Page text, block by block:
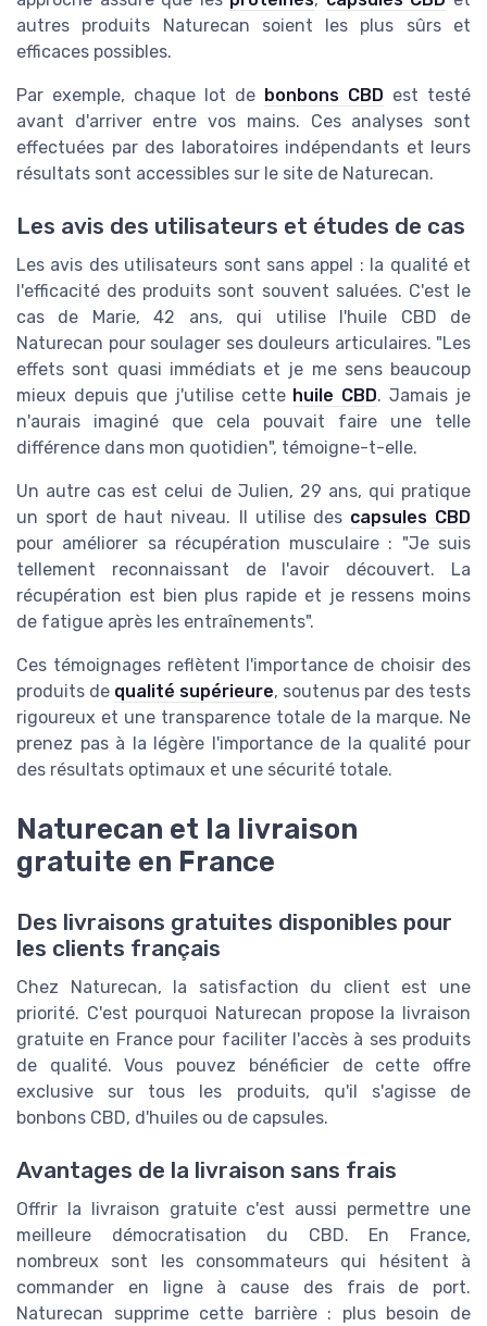
autres produits Naturecan soient les plus sûrs et
efficaces possibles.
Par exemple, chaque lot de bonbons CBD est testé
avant d'arriver entre vos mains. Ces analyses sont
effectuées par des laboratoires indépendants et leurs
résultats sont accessibles sur le site de Naturecan.
Les avis des utilisateurs et études de cas
Les avis des utilisateurs sont sans appel : la qualité et
l'efficacité des produits sont souvent saluées. C'est le
cas de Marie, 42 ans, qui utilise l'huile CBD de
Naturecan pour soulager ses douleurs articulaires. "Les
effets sont quasi immédiats et je me sens beaucoup
mieux depuis que j'utilise cette huile CBD. Jamais je
n'aurais imaginé que cela pouvait faire une telle
différence dans mon quotidien", témoigne-t-elle.
Un autre cas est celui de Julien, 29 ans, qui pratique
un sport de haut niveau. Il utilise des capsules CBD
pour améliorer sa récupération musculaire : "Je suis
tellement reconnaissant de l'avoir découvert. La
récupération est bien plus rapide et je ressens moins
de fatigue après les entraînements".
Ces témoignages reflètent l'importance de choisir des
produits de qualité supérieure, soutenus par des tests
rigoureux et une transparence totale de la marque. Ne
prenez pas à la légère l'importance de la qualité pour
des résultats optimaux et une sécurité totale.
Naturecan et la livraison
gratuite en France
Des livraisons gratuites disponibles pour
les clients français
Chez Naturecan, la satisfaction du client est une
priorité. C'est pourquoi Naturecan propose la livraison
gratuite en France pour faciliter l'accès à ses produits
de qualité. Vous pouvez bénéficier de cette offre
exclusive sur tous les produits, qu'il s'agisse de
bonbons CBD, d'huiles ou de capsules.
Avantages de la livraison sans frais
Offrir la livraison gratuite c'est aussi permettre une
meilleure démocratisation du CBD. En France,
nombreux sont les consommateurs qui hésitent à
commander en ligne à cause des frais de port.
Naturecan supprime cette barrière : plus besoin de